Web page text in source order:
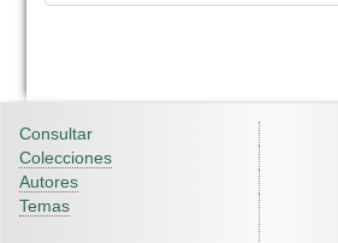
Consultar
Colecciones
Autores
Temas